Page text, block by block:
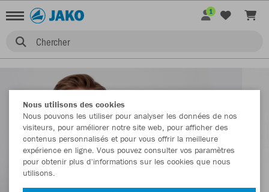
Chercher
1
Nous utilisons des cookies
Nous pouvons les utiliser pour analyser les données de nos
visiteurs, pour améliorer notre site web, pour afficher des
contenus personnalisés et pour vous offrir la meilleure
expérience en ligne. Vous pouvez consulter vos paramètres
pour obtenir plus d'informations sur les cookies que nous
utilisons.